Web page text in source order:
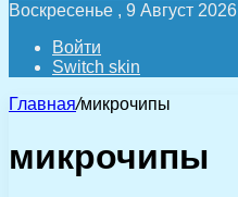
Воскресенье , 9 Август 2026
Войти
Switch skin
Главная/микрочипы
микрочипы